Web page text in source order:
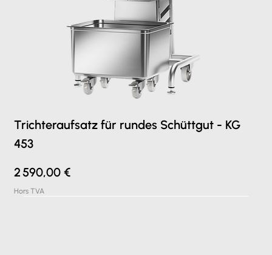
Trichteraufsatz für rundes Schüttgut - KG
453
Prix
2 590,00 €
Hors TVA